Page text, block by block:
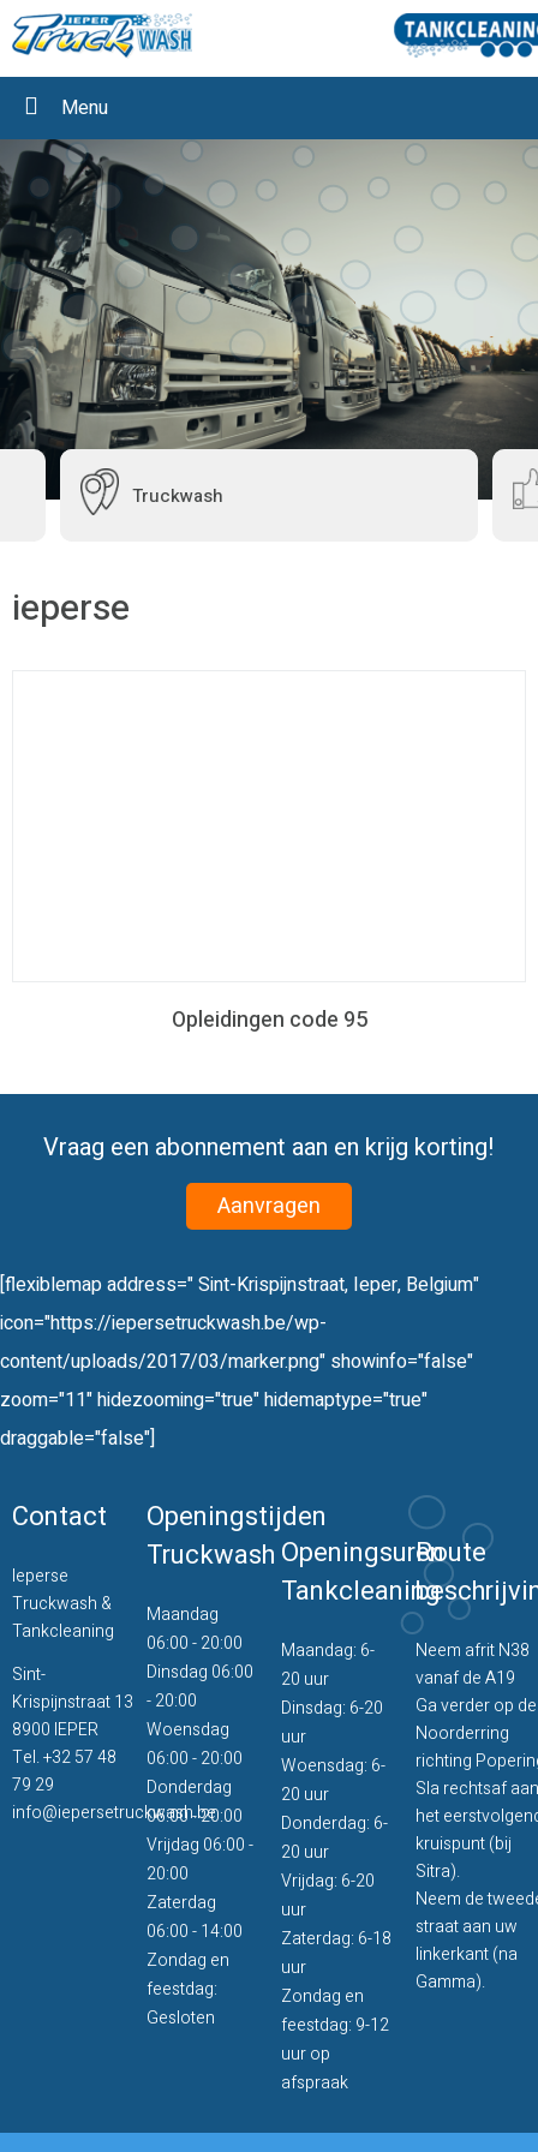
Menu
Truckwash
ieperse
Opleidingen code 95
Vraag een abonnement aan en krijg korting!
Aanvragen
[flexiblemap address=" Sint-Krispijnstraat, Ieper, Belgium"
icon="https://iepersetruckwash.be/wp-
content/uploads/2017/03/marker.png" showinfo="false"
zoom="11" hidezooming="true" hidemaptype="true"
draggable="false"]
Contact
Ieperse
Truckwash &
Tankcleaning
Sint-
Krispijnstraat 13
8900 IEPER
Tel.+32 57 48
79 29
info@iepersetruckwash.be
Openingstijden
Truckwash
Maandag
06:00 - 20:00
Dinsdag 06:00
- 20:00
Woensdag
06:00 - 20:00
Donderdag
06:00 - 20:00
Vrijdag 06:00 -
20:00
Zaterdag
06:00 - 14:00
Zondag en
feestdag:
Gesloten
Openingsuren
Tankcleaning
Maandag: 6-
20 uur
Dinsdag: 6-20
uur
Woensdag: 6-
20 uur
Donderdag: 6-
20 uur
Vrijdag: 6-20
uur
Zaterdag: 6-18
uur
Zondag en
feestdag: 9-12
uur op
afspraak
Route
Neem afrit N38
vanaf de A19
Ga verder op de
Noorderring
richting
Sla rechtsaf aan
het
kruispunt (bij
Sitra).
Neem de
straat aan uw
linkerkant (na
Gamma).